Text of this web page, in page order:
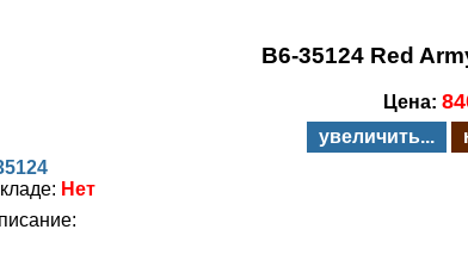
B6-35124 Red
Цена:
увеличить...
Нет